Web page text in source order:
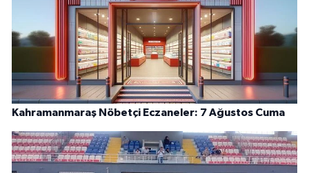
Kahramanmaraş Nöbetçi Eczaneler: 7 Ağustos Cuma